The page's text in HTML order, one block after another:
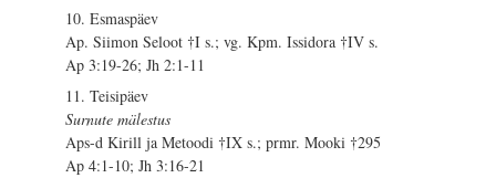
10. Esmaspäev
Ap. Siimon Seloot †I s.; vg. Kpm. Issidora †IV s.
Ap 3:19-26; Jh 2:1-11
11. Teisipäev
Surnute mälestus
Aps-d Kirill ja Metoodi †IX s.; prmr. Mooki †295
Ap 4:1-10; Jh 3:16-21